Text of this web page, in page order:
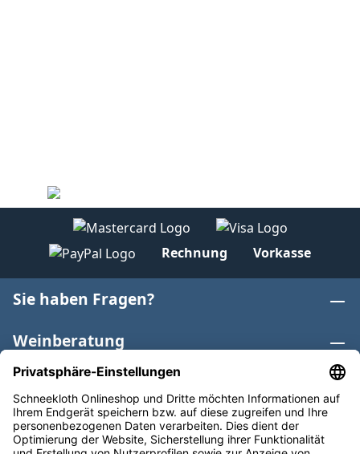
Rechnung Vorkasse
Sie haben Fragen?
Weinberatung
Informationen
Weinkategorien